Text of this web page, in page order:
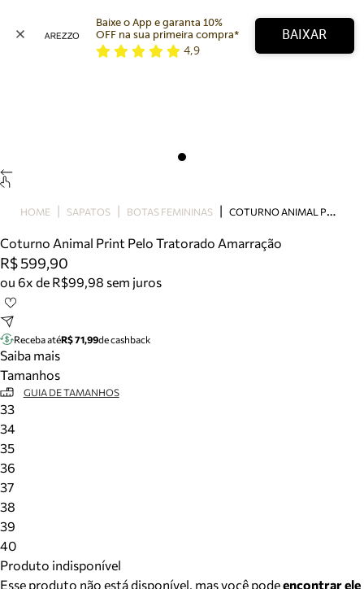
Bolsa
Tamanco
Tênis
Mule
Tire dúvidas sobre pedidos, devoluções e mais.
Meus pedidos
Acompanhe seus pedidos e solicite devoluções.
Baixe o App e garanta 10%
OFF na sua primeira compra*
4,9
BAIXAR
HOME SAPATOS BOTAS FEMININAS C
OTURNO ANIMAL PRINT PELO TRATORADO AMARRAÇÃO
Coturno Animal Print Pelo Tratorado Amarração
R$ 599,90
ou 6x de R$99,98 sem juros
Receba atéR$ 71,99de cashback
Saiba mais
Tamanhos
GUIA DE TAMANHOS
33
34
35
36
37
38
39
40
Produto indisponível
Esse produto não está disponível, mas você podeencontrar ele